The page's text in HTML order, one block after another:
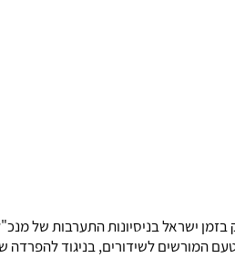
בזמן ישראל בניסיונות התערבות של
המורשים לשידורים, בניגוד להפרדה